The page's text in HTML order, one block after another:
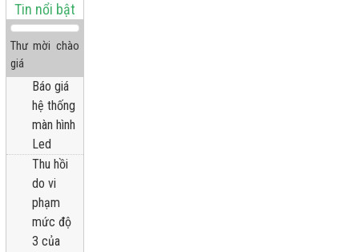
Tin nổi bật
Thư mời chào
giá
Báo giá
hệ thống
màn hình
Led
Thu hồi
do vi
phạm
mức độ
3 của